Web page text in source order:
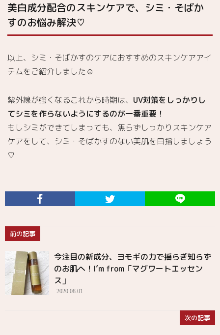
美白成分配合のスキンケアで、シミ・そばか
すのお悩み解決♡
以上、シミ・そばかすのケアにおすすめのスキンケアアイ
テムをご紹介しました☺️
紫外線が強くなるこれから時期は、 UV対策をしっかりし
てシミを作らないようにするのが一番重要！
もしシミができてしまっても、焦らずしっかりスキンケア
ケアをして、シミ・そばかすのない美肌を目指しましょう
♡
前の記事
今注目の新成分、ヨモギの力で揺らぎ知らず
のお肌へ！I’m from「マグワートエッセン
ス 」
2020.08.01
次の記事